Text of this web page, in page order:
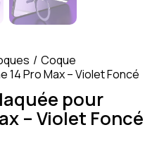
Coque
Pro Max – Violet Foncé
pour
– Violet Foncé